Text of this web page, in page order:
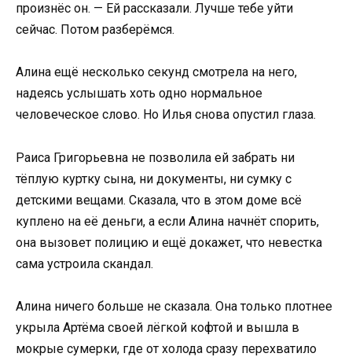
произнёс он. — Ей рассказали. Лучше тебе уйти
сейчас. Потом разберёмся.
Алина ещё несколько секунд смотрела на него,
надеясь услышать хоть одно нормальное
человеческое слово. Но Илья снова опустил глаза.
Раиса Григорьевна не позволила ей забрать ни
тёплую куртку сына, ни документы, ни сумку с
детскими вещами. Сказала, что в этом доме всё
куплено на её деньги, а если Алина начнёт спорить,
она вызовет полицию и ещё докажет, что невестка
сама устроила скандал.
Алина ничего больше не сказала. Она только плотнее
укрыла Артёма своей лёгкой кофтой и вышла в
мокрые сумерки, где от холода сразу перехватило